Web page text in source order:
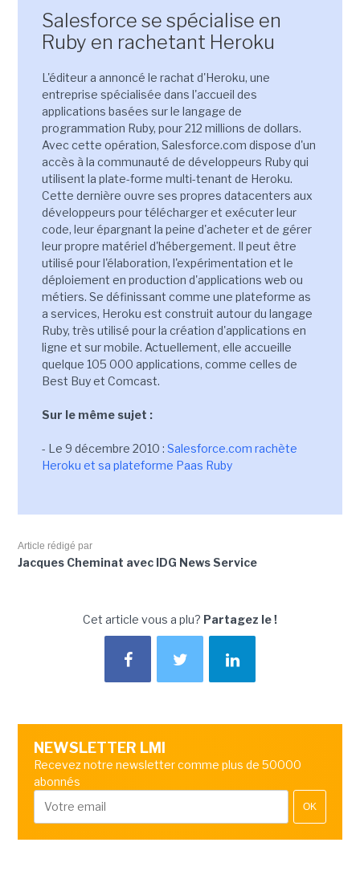
Salesforce se spécialise en
Ruby en rachetant Heroku
L'éditeur a annoncé le rachat d'Heroku, une
entreprise spécialisée dans l'accueil des
applications basées sur le langage de
programmation Ruby, pour 212 millions de dollars.
Avec cette opération, Salesforce.com dispose d'un
accès à la communauté de développeurs Ruby qui
utilisent la plate-forme multi-tenant de Heroku.
Cette dernière ouvre ses propres datacenters aux
développeurs pour télécharger et exécuter leur
code, leur épargnant la peine d'acheter et de gérer
leur propre matériel d'hébergement. Il peut être
utilisé pour l'élaboration, l'expérimentation et le
déploiement en production d'applications web ou
métiers. Se définissant comme une plateforme as
a services, Heroku est construit autour du langage
Ruby, très utilisé pour la création d'applications en
ligne et sur mobile. Actuellement, elle accueille
quelque 105 000 applications, comme celles de
Best Buy et Comcast.
Sur le même sujet :
- Le 9 décembre 2010 : Salesforce.com rachète
Heroku et sa plateforme Paas Ruby
Article rédigé par
Jacques Cheminat avec IDG News Service
Cet article vous a plu? Partagez le !
NEWSLETTER LMI
Recevez notre newsletter comme plus de 50000
abonnés
OK